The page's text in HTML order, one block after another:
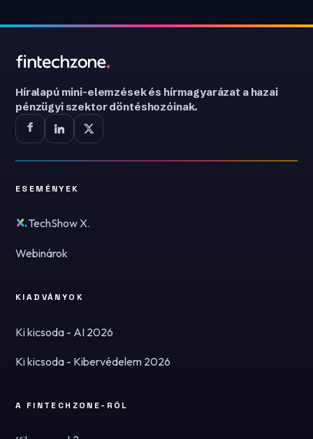
Híralapú mini-elemzések és hírmagyarázat a hazai
pénzügyi szektor döntéshozóinak.
ESEMÉNYEK
TechShow X.
Webinárok
KIADVÁNYOK
Ki kicsoda - AI 2026
Ki kicsoda - Kibervédelem 2026
A FINTECHZONE-RÓL